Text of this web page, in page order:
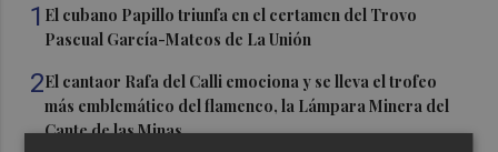
1 El cubano Papillo triunfa en el certamen del Trovo
Pascual García-Mateos de La Unión
2El cantaor Rafa del Calli emociona y se lleva el trofeo
más emblemático del flamenco, la Lámpara Minera del
Cante de las Minas